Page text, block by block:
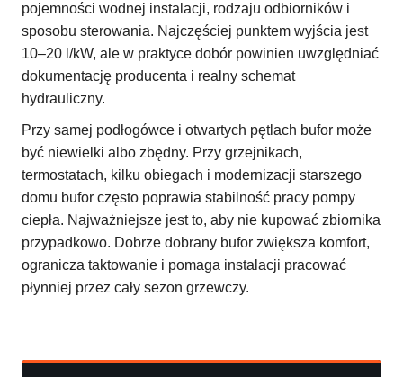
pojemności wodnej instalacji, rodzaju odbiorników i
sposobu sterowania. Najczęściej punktem wyjścia jest
10–20 l/kW, ale w praktyce dobór powinien uwzględniać
dokumentację producenta i realny schemat
hydrauliczny.
Przy samej podłogówce i otwartych pętlach bufor może
być niewielki albo zbędny. Przy grzejnikach,
termostatach, kilku obiegach i modernizacji starszego
domu bufor często poprawia stabilność pracy pompy
ciepła. Najważniejsze jest to, aby nie kupować zbiornika
przypadkowo. Dobrze dobrany bufor zwiększa komfort,
ogranicza taktowanie i pomaga instalacji pracować
płynniej przez cały sezon grzewczy.